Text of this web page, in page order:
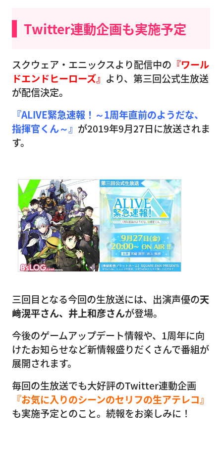
Twitter連動企画も実施予定
スクウェア・エニックスより配信中の 『ワール
ドエンドヒーローズ』 より、第三回公式生放送
が配信決定。
『ALIVE緊急速報！～1周年直前のようだな、
指揮官くん～』 が2019年9月27日に放送されま
す。
三回目となる今回の生放送には、出演声優の天
﨑滉平さん、井上和彦さんが登場。
今後のゲームアップデート情報や、1周年に向
けたお知らせなど新情報盛りだくさんで番組が
展開されます。
毎回の生放送でも大好評のTwitter連動企画
『お気に入りのシーンのセリフの生アテレコ』
も実施予定とのこと。続報をお楽しみに！